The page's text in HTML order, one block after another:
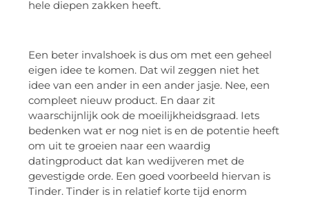
hele diepen zakken heeft.
Een beter invalshoek is dus om met een geheel
eigen idee te komen. Dat wil zeggen niet het
idee van een ander in een ander jasje. Nee, een
compleet nieuw product. En daar zit
waarschijnlijk ook de moeilijkheidsgraad. Iets
bedenken wat er nog niet is en de potentie heeft
om uit te groeien naar een waardig
datingproduct dat kan wedijveren met de
gevestigde orde. Een goed voorbeeld hiervan is
Tinder. Tinder is in relatief korte tijd enorm